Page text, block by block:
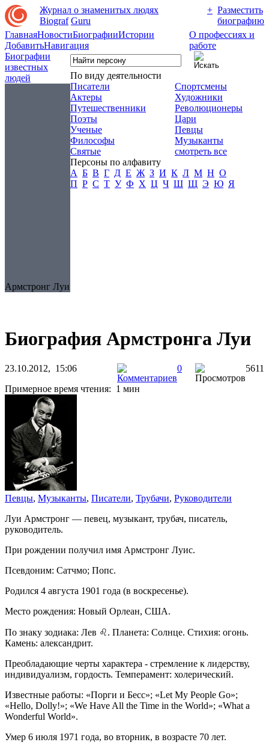
Журнал о знаменитых людях
Biograf Guru
+ Разместить
биографию
ГлавнаяНовостиБиографииИстории
ДобавитьНавигация
О профессиях и
работе
Биографии
известных
людей
Армстронг Луи
По виду деятельности
Писатели
Актеры
Путешественники
Поэты
Ученые
Философы
Святые
Спортсмены
Художники
Революционеры
Цари
Певцы
Музыканты
смотреть все
Персоны по алфавиту
А Б В Г Д Е Ж З И К Л М Н О
П Р С Т У Ф Х Ц Ч Ш Щ Э Ю Я
Биография Армстронга Луи
23.10.2012, 15:06 0
5611
Примерное время чтения: 1 мин
Певцы, Музыканты, Писатели, Трубачи, Руководители
Луи Армстронг — певец, музыкант, трубач, писатель,
руководитель.
При рождении получил имя Армстронг Луис.
Псевдоним: Сатчмо; Попс.
Родился 4 августа 1901 года (в воскресенье).
Место рождения: Новый Орлеан, США.
По знаку зодиака: Лев ♌. Планета: Солнце. Стихия: огонь.
Камень: александрит.
Преобладающие черты характера - стремление к лидерству,
индивидуализм, гордость. Темперамент: холерический.
Известные работы: «Порги и Бесс»; «Let My People Go»;
«Hello, Dolly!»; «We Have All the Time in the World»; «What a
Wonderful World».
Умер 6 июля 1971 года, во вторник, в возрасте 70 лет.